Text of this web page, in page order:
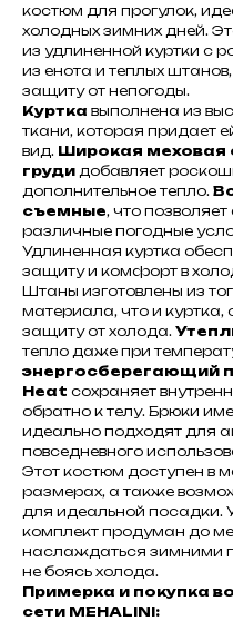
костюм для прогулок,
холодных зимних дней.
из удлиненной куртки с
из енота и теплых
защиту от непогоды.
Куртка выполнена из
ткани, которая придает
вид. Широкая меховая
груди добавляет
дополнительное тепло.
съемные, что
различные погодные
Удлиненная куртка
защиту и комфорт в
Штаны изготовлены из
материала, что и
защиту от холода.
тепло даже при
энергосберегающий
Heat сохраняет
обратно к телу. Брюки
идеально подходят для
повседневного
Этот костюм доступен в
размерах, а также
для идеальной посадки.
комплект продуман до
наслаждаться зимними
не боясь холода.
Примерка и покупка
сети MEHALINI: